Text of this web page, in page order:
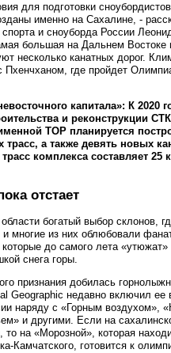
для подготовки
именно на Сахалине, -
спорта и сноуборда России
большая на Дальнем Востоке
несколько канатных дорог.
Пхенчханом, где пройдет
капитала»: К 2020
и реконструкции
ТОР планируется
а также девять новых
комплекса составляет 25
отстает
богатый выбор склонов,
многие из них облюбовали
до самого лета «утюжат»
снега горы.
признания добилась
Geographic недавно включил ее
наряду с «Горным воздухом»,
и другими. Если на
то на «Морозной», которая
Камчатского, готовится к